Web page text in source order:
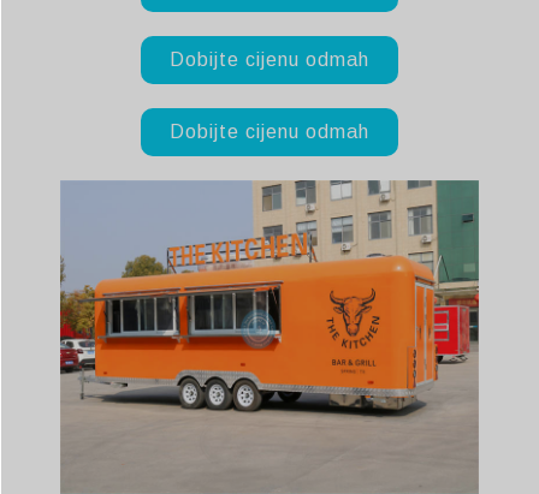
Dobijte cijenu odmah
Dobijte cijenu odmah